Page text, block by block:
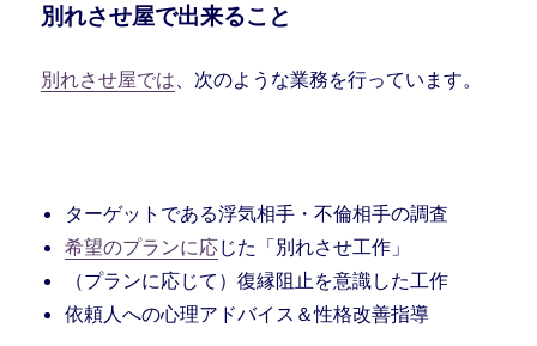
別れさせ屋で出来ること
別れさせ屋では、次のような業務を行っています。
ターゲットである浮気相手・不倫相手の調査
希望のプランに応じた「別れさせ工作」
（プランに応じて）復縁阻止を意識した工作
依頼人への心理アドバイス＆性格改善指導